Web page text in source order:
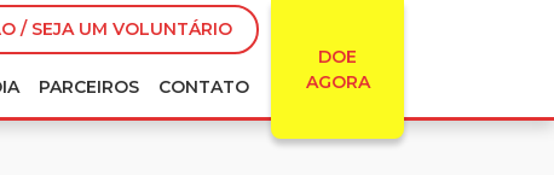
/ SEJA UM VOLUNTÁRIO
DOE
AGORA
PARCEIROS CONTATO